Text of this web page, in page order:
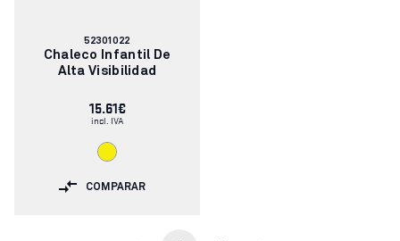
Número
artículo:
52301022
Chaleco Infantil De
Alta Visibilidad
15.61€
incl. IVA
COMPARAR